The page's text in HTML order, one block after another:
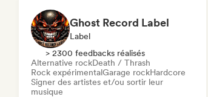
Ghost Record Label
Label
> 2300 feedbacks réalisés
Alternative rockDeath / Thrash
Rock expérimentalGarage rockHardcore
Signer des artistes et/ou sortir leur
musique